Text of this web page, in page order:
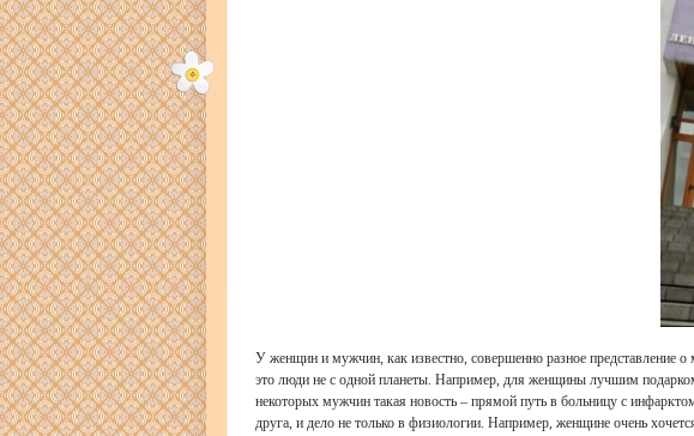
У женщин и мужчин, как известно, совершенно разное представление
это люди не с одной планеты. Например, для женщины лучшим
некоторых мужчин такая новость – прямой путь в больницу с
друга, и дело не только в физиологии. Например, женщине очень